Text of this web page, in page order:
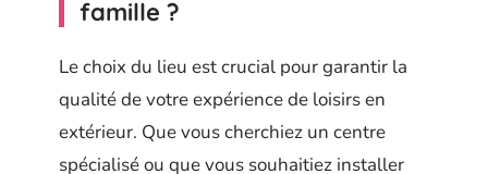
famille ?
Le choix du lieu est crucial pour garantir la
qualité de votre expérience de loisirs en
extérieur. Que vous cherchiez un centre
spécialisé ou que vous souhaitiez installer